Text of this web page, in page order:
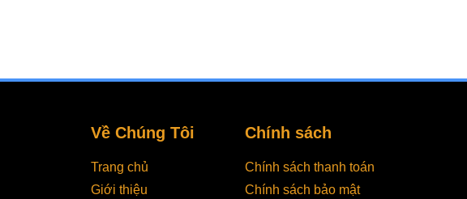
Về Chúng Tôi
Trang chủ
Giới thiệu
Chính sách
Chính sách thanh toán
Chính sách bảo mật